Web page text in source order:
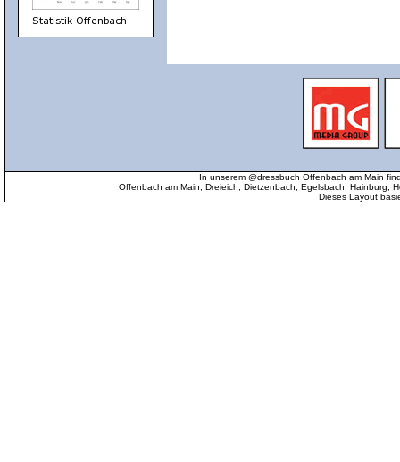
In unserem @dressbuch Offenbach am Main
Offenbach am Main, Dreieich, Dietzenbach, Egelsbach, Hainburg,
Dieses Layout